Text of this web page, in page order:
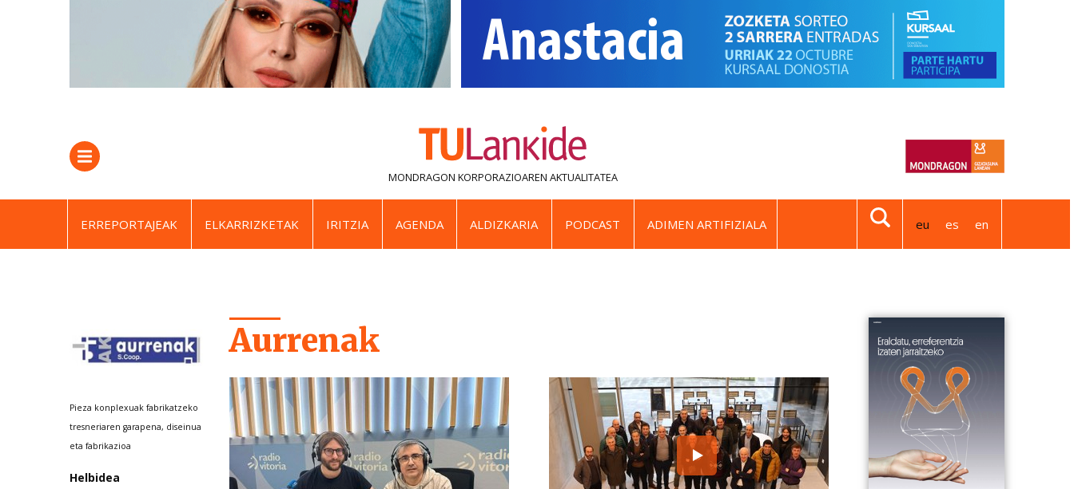
MONDRAGON KORPORAZIOAREN AKTUALITATEA
ERREPORTAJEAK ELKARRIZKETAK IRITZIA AGENDA ALDIZKARIA PODCAST ADIMEN ARTIFIZIALA eu es en
Pieza konplexuak fabrikatzeko
tresneriaren garapena, diseinua
eta fabrikazioa
Helbidea
Aurrenak